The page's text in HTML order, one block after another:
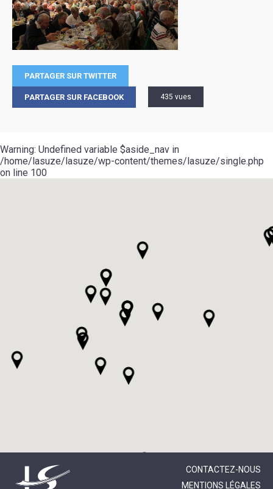
PARTAGER SUR TWITTER
PARTAGER SUR FACEBOOK 435 vues
Warning: Undefined variable $aside_nav in
/home/lasuze/lasuze/wp-content/themes/lasuze/single.php
on line 100
CONTACTEZ-NOUS
MENTIONS LÉGALES